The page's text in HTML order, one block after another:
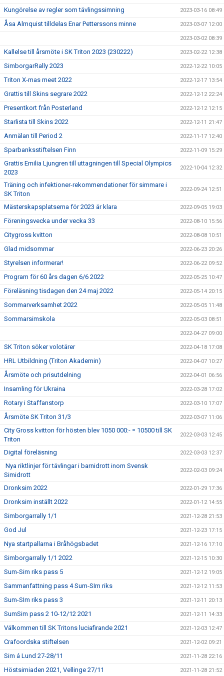
Kungörelse av regler som tävlingssimning 2023-03-16 08:49
Åsa Almquist tilldelas Enar Petterssons minne 2023-03-07 12:00
2023-03-02 08:39
Kallelse till årsmöte i SK Triton 2023 (230222) 2023-02-22 12:38
SimborgarRally 2023 2022-12-22 10:05
Triton X-mas meet 2022 2022-12-17 13:54
Grattis till Skins segrare 2022 2022-12-12 22:24
Presentkort från Posterland 2022-12-12 12:15
Starlista till Skins 2022 2022-12-11 21:47
Anmälan till Period 2 2022-11-17 12:40
Sparbanksstiftelsen Finn 2022-11-09 15:29
Grattis Emilia Ljungren till uttagningen till Special Olympics
2023
2022-10-04 12:32
Träning och infektioner-rekommendationer för simmare i
SK Triton
2022-09-24 12:51
Mästerskapsplatserna för 2023 är klara 2022-09-05 19:03
Föreningsvecka under vecka 33 2022-08-10 15:56
Citygross kvitton 2022-08-08 10:51
Glad midsommar 2022-06-23 20:26
Styrelsen informerar! 2022-06-22 09:52
Program för 60 års dagen 6/6 2022 2022-05-25 10:47
Föreläsning tisdagen den 24 maj 2022 2022-05-14 20:15
Sommarverksamhet 2022 2022-05-05 11:48
Sommarsimskola 2022-05-03 08:51
2022-04-27 09:00
SK Triton söker volotärer 2022-04-18 17:08
HRL Utbildning (Triton Akademin) 2022-04-07 10:27
Årsmöte och prisutdelning 2022-04-01 06:56
Insamling för Ukraina 2022-03-28 17:02
Rotary i Staffanstorp 2022-03-10 17:07
Årsmöte SK Triton 31/3 2022-03-07 11:06
City Gross kvitton för hösten blev 1050 000:- = 10500 till SK
Triton
2022-03-03 12:45
Digital föreläsning 2022-03-03 12:37
Nya riktlinjer för tävlingar i barnidrott inom Svensk
Simidrott
2022-02-03 09:24
Dronksim 2022 2022-01-29 17:36
Dronksim inställt 2022 2022-01-12 14:55
Simborgarrally 1/1 2021-12-28 21:53
God Jul 2021-12-23 17:15
Nya startpallarna i Bråhögsbadet 2021-12-16 17:10
Simborgarrally 1/1 2022 2021-12-15 10:30
Sum-Sim riks pass 5 2021-12-12 19:05
Sammanfattning pass 4 Sum-SIm riks 2021-12-12 11:53
Sum-SIm riks pass 3 2021-12-11 20:13
SumSim pass 2 10-12/12 2021 2021-12-11 14:33
Välkommen till SK Tritons luciafirande 2021 2021-12-03 12:47
Crafoordska stiftelsen 2021-12-02 09:21
Sim á Lund 27-28/11 2021-11-28 22:16
Höstsimiaden 2021, Vellinge 27/11 2021-11-28 21:52